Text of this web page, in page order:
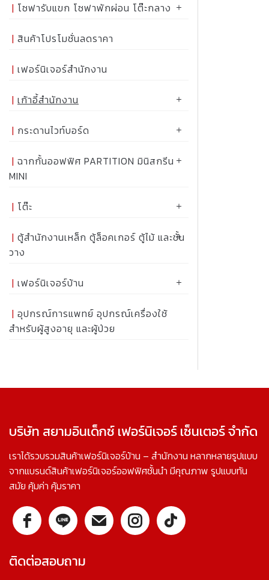
โซฟารับแขก โซฟาพักผ่อน โต๊ะกลาง
สินค้าโปรโมชั่นลดราคา
เฟอร์นิเจอร์สำนักงาน
เก้าอี้สำนักงาน
กระดานไวท์บอร์ด
ฉากกั้นออฟฟิศ PARTITION มินิสกรีน
MINI
โต๊ะ
ตู้สำนักงานเหล็ก ตู้ล็อคเกอร์ ตู้ไม้ และชั้น
วาง
เฟอร์นิเจอร์บ้าน
อุปกรณ์การแพทย์ อุปกรณ์เครื่องใช้
สำหรับผู้สูงอายุ และผู้ป่วย
บริษัท สยามอินเด็กซ์ เฟอร์นิเจอร์ เซ็นเตอร์ จำกัด
เราได้รวบรวมสินค้าเฟอร์นิเจอร์บ้าน – สำนักงาน หลากหลายรูปแบบ
จากแบรนด์สินค้าเฟอร์นิเจอร์ออฟฟิศชั้นนำ มีคุณภาพ รูปแบบทัน
สมัย คุ้มค่า คุ้มราคา
ติดต่อสอบถาม